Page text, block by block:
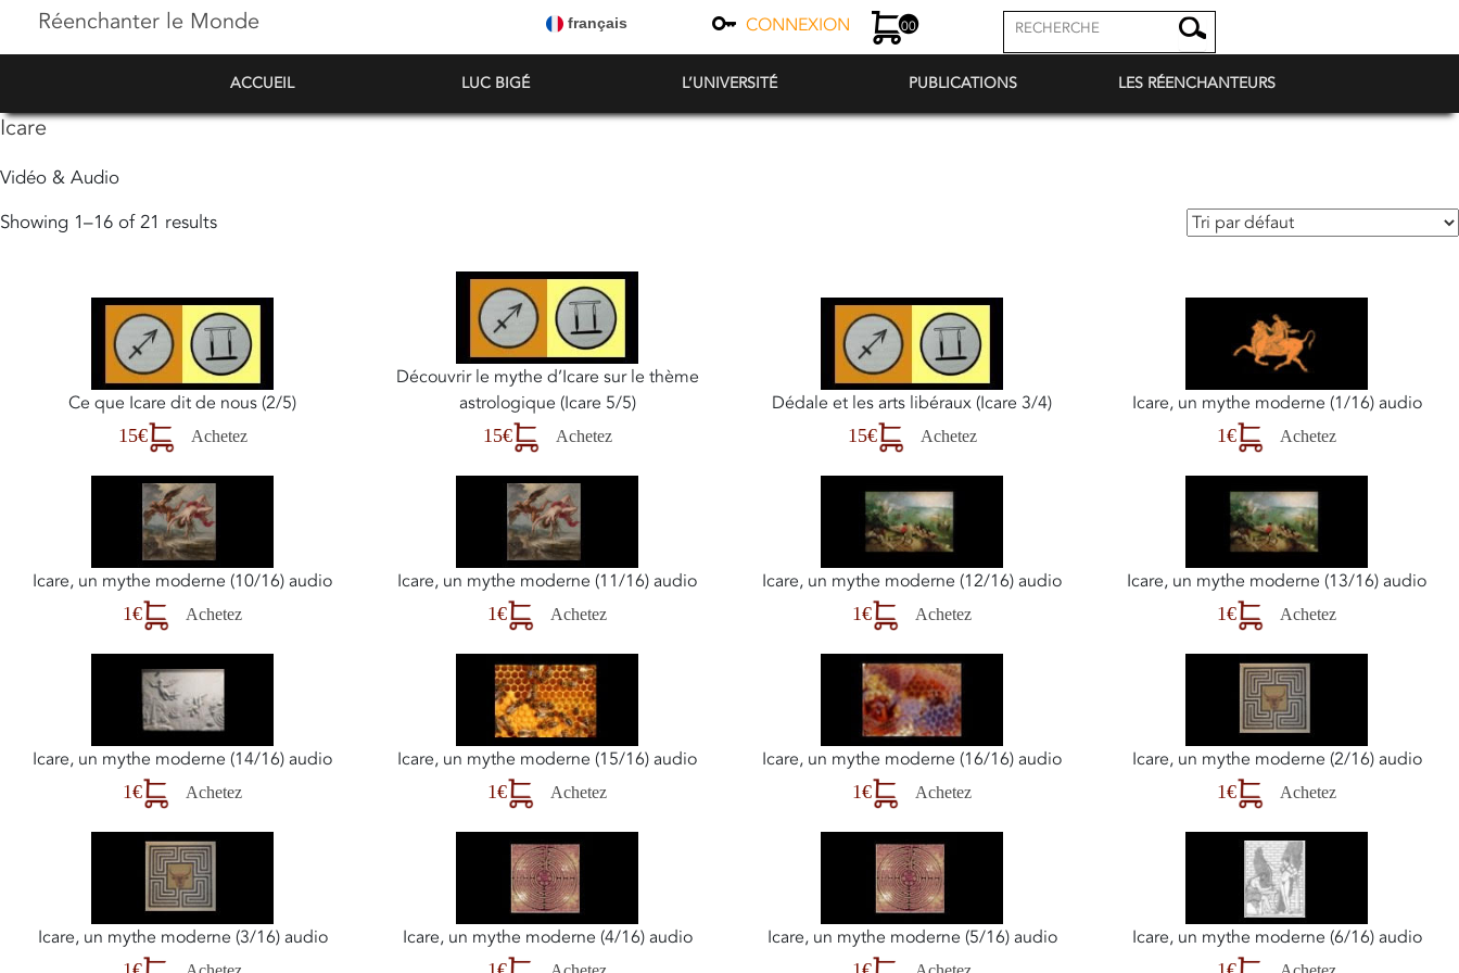
Réenchanter le Monde français CONNEXION 00
ACCUEIL LUC BIGÉ L’UNIVERSITÉ PUBLICATIONS LES RÉENCHANTEURS
Icare
Vidéo & Audio
Showing 1–16 of 21 results
Ce que Icare dit de nous (2/5)
15€ Achetez
Découvrir le mythe d’Icare sur le thème
astrologique (Icare 5/5)
15€ Achetez
Dédale et les arts libéraux (Icare 3/4)
15€ Achetez
Icare, un mythe moderne (1/16) audio
1€ Achetez
Icare, un mythe moderne (10/16) audio
1€ Achetez
Icare, un mythe moderne (11/16) audio
1€ Achetez
Icare, un mythe moderne (12/16) audio
1€ Achetez
Icare, un mythe moderne (13/16) audio
1€ Achetez
Icare, un mythe moderne (14/16) audio
1€ Achetez
Icare, un mythe moderne (15/16) audio
1€ Achetez
Icare, un mythe moderne (16/16) audio
1€ Achetez
Icare, un mythe moderne (2/16) audio
1€ Achetez
Icare, un mythe moderne (3/16) audio Icare, un mythe moderne (4/16) audio Icare, un mythe moderne (5/16) audio Icare, un mythe moderne (6/16) audio